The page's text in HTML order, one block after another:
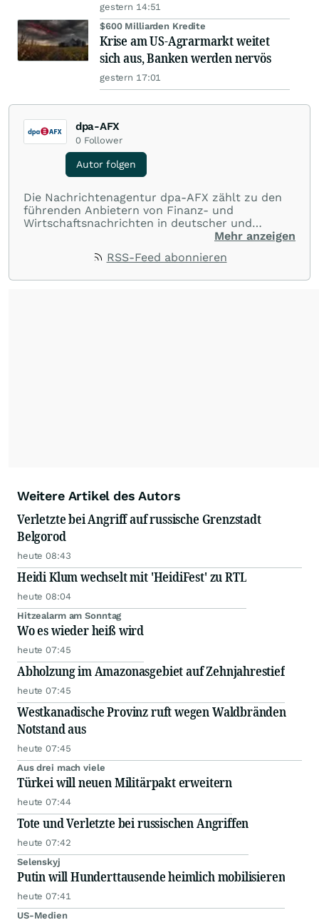
gestern 14:51
$600 Milliarden Kredite
Krise am US-Agrarmarkt weitet
sich aus, Banken werden nervös
gestern 17:01
dpa-AFX
0 Follower
Autor folgen
Die Nachrichtenagentur dpa-AFX zählt zu den
führenden Anbietern von Finanz- und
Wirtschaftsnachrichten in deutscher und
englischer Sprache. Gestützt auf ein
dpa-AFX unabhängig, zuverlässig und schnell
Mehr anzeigen
RSS-Feed abonnieren
Weitere Artikel des Autors
Verletzte bei Angriff auf russische Grenzstadt
Belgorod
heute 08:43
Heidi Klum wechselt mit 'HeidiFest' zu RTL
heute 08:04
Hitzealarm am Sonntag
Wo es wieder heiß wird
heute 07:45
Abholzung im Amazonasgebiet auf Zehnjahrestief
heute 07:45
Westkanadische Provinz ruft wegen Waldbränden
Notstand aus
heute 07:45
Aus drei mach viele
Türkei will neuen Militärpakt erweitern
heute 07:44
Tote und Verletzte bei russischen Angriffen
heute 07:42
Selenskyj
Putin will Hunderttausende heimlich mobilisieren
heute 07:41
US-Medien